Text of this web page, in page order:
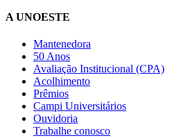
A UNOESTE
Mantenedora
50 Anos
Avaliação Institucional (CPA)
Acolhimento
Prêmios
Campi Universitários
Ouvidoria
Trabalhe conosco